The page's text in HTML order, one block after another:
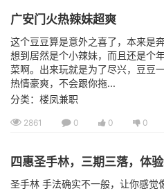
广安门火热辣妹超爽
这个豆豆算是意外之喜了，本来是
想到居然是个小辣妹，而且还是个
菜啊。出来玩就是为了尽兴，豆豆
热情豪爽，不会跟你拖...
分类：楼凤兼职
2861 0 0 0
四惠圣手林，三期三落，体
圣手林 手法确实不一般，让你感觉